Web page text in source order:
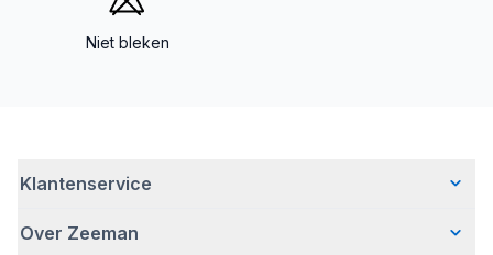
Niet bleken
Klantenservice
Veelgestelde vragen
Over Zeeman